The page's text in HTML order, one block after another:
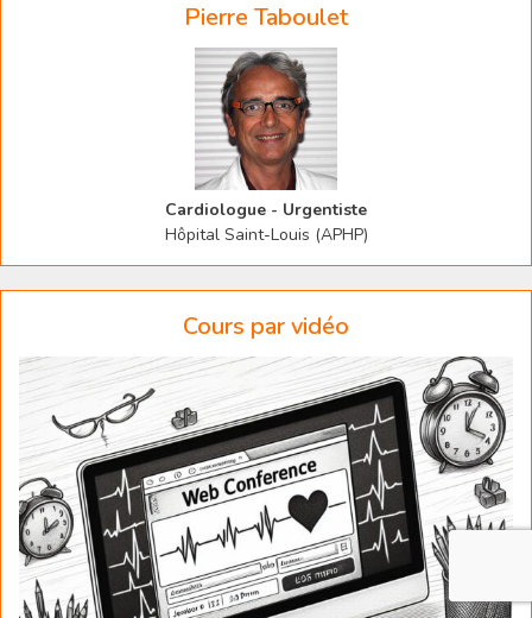
Pierre Taboulet
Cardiologue - Urgentiste
Hôpital Saint-Louis (APHP)
Cours par vidéo